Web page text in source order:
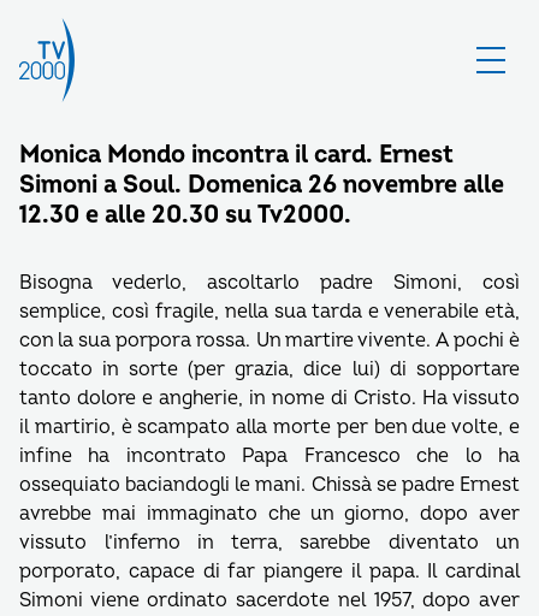
Monica Mondo incontra il card. Ernest
Simoni a Soul. Domenica 26 novembre alle
12.30 e alle 20.30 su Tv2000.
Bisogna vederlo, ascoltarlo padre Simoni, così
semplice, così fragile, nella sua tarda e venerabile età,
con la sua porpora rossa. Un martire vivente. A pochi è
toccato in sorte (per grazia, dice lui) di sopportare
tanto dolore e angherie, in nome di Cristo. Ha vissuto
il martirio, è scampato alla morte per ben due volte, e
infine ha incontrato Papa Francesco che lo ha
ossequiato baciandogli le mani. Chissà se padre Ernest
avrebbe mai immaginato che un giorno, dopo aver
vissuto l’inferno in terra, sarebbe diventato un
porporato, capace di far piangere il papa. Il cardinal
Simoni viene ordinato sacerdote nel 1957, dopo aver